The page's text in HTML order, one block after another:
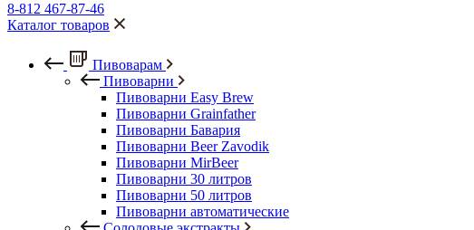
8-812 467-87-46
Каталог товаров
Пивоварам
Пивоварни
Пивоварни Easy Brew
Пивоварни Grainfather
Пивоварни Бавария
Пивоварни Beer Zavodik
Пивоварни MirBeer
Пивоварни 30 литров
Пивоварни 50 литров
Пивоварни автоматические